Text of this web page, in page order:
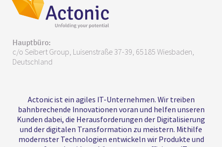
Hauptbüro:
c/o Seibert Group, Luisenstraße 37-39, 65185 Wiesbaden,
Deutschland
Actonic ist ein agiles IT-Unternehmen. Wir treiben
bahnbrechende Innovationen voran und helfen unseren
Kunden dabei, die Herausforderungen der Digitalisierung
und der digitalen Transformation zu meistern. Mithilfe
modernster Technologien entwickeln wir Produkte und